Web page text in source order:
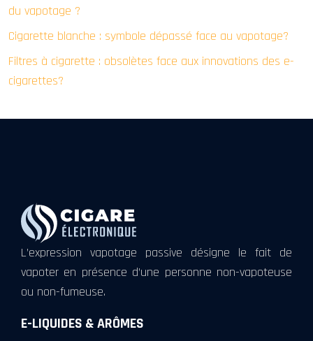
du vapotage ?
Cigarette blanche : symbole dépassé face au vapotage?
Filtres à cigarette : obsolètes face aux innovations des e-
cigarettes?
L’expression vapotage passive désigne le fait de
vapoter en présence d’une personne non-vapoteuse
ou non-fumeuse.
E-LIQUIDES & ARÔMES